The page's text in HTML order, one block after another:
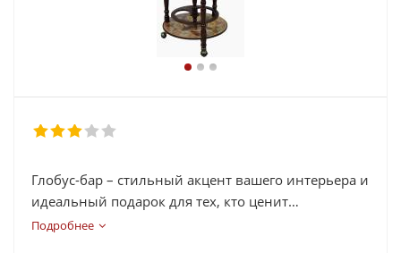
Глобус-бар – стильный акцент вашего интерьера и
идеальный подарок для тех, кто ценит
изысканность и функциональность!
Подробнее